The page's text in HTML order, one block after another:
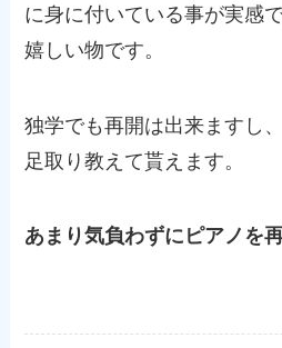
に身に付いている事が実感
嬉しい物です。
独学でも再開は出来ますし
足取り教えて貰えます。
あまり気負わずにピアノを